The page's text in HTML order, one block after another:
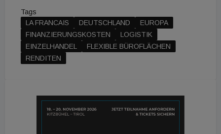
Tags
LA FRANCAIS
DEUTSCHLAND
EUROPA
FINANZIERUNGSKOSTEN
LOGISTIK
EINZELHANDEL
FLEXIBLE BÜROFLÄCHEN
RENDITEN